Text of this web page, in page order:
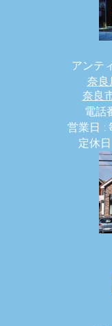
アンテ
奈
奈良
電
営業日 :
定休